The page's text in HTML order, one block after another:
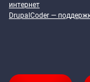
интернет
DrupalCoder —